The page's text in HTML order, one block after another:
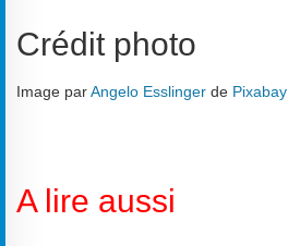
Crédit photo
Image parAngelo Esslinger de Pixabay
A lire aussi